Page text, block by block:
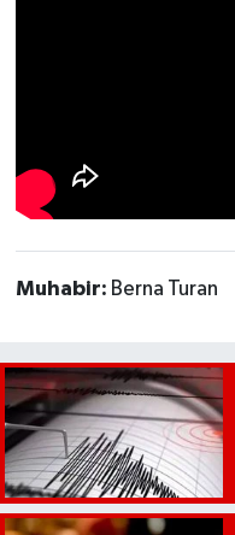
Muhabir: Berna Turan